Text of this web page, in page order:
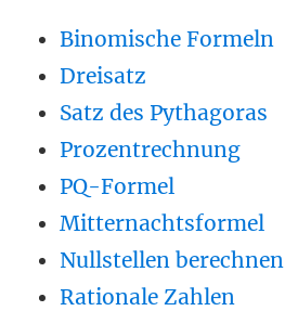
Binomische Formeln
Dreisatz
Satz des Pythagoras
Prozentrechnung
PQ-Formel
Mitternachtsformel
Nullstellen berechnen
Rationale Zahlen